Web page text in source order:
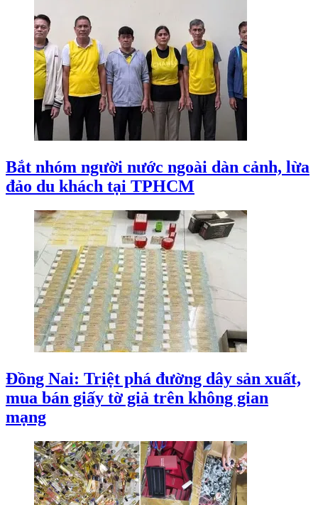
Bắt nhóm người nước ngoài dàn cảnh, lừa
đảo du khách tại TPHCM
Đồng Nai: Triệt phá đường dây sản xuất,
mua bán giấy tờ giả trên không gian
mạng